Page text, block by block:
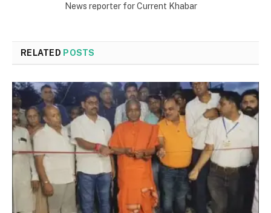
News reporter for Current Khabar
RELATED POSTS